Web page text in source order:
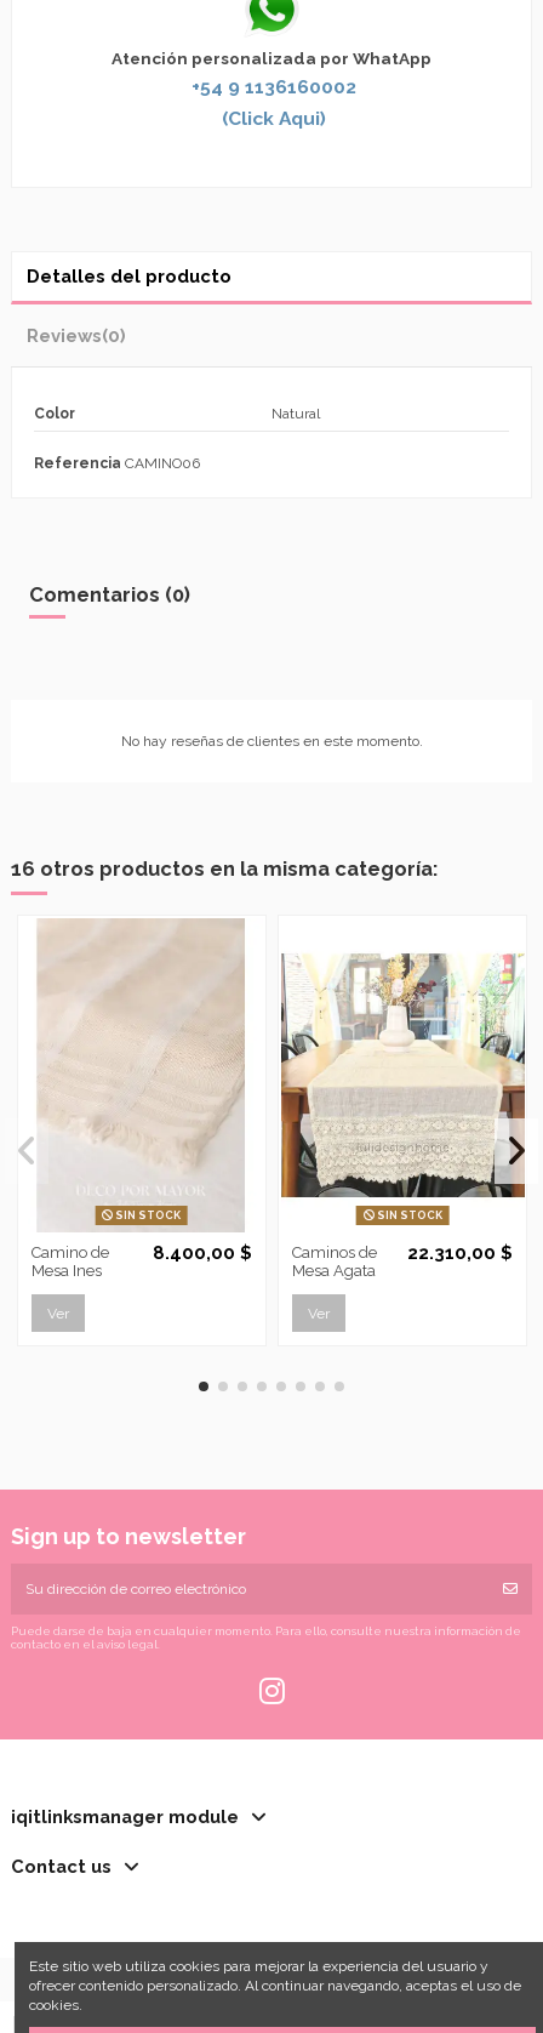
Atención personalizada por WhatApp
+54 9 1136160002
(Click Aqui)
Detalles del producto
Reviews(0)
Color Natural
Referencia CAMINO06
Comentarios (0)
No hay reseñas de clientes en este momento.
16 otros productos en la misma categoría:
SIN STOCK
Camino de
Mesa Ines
8.400,00 $
Ver
SIN STOCK
Caminos de
Mesa Agata
22.310,00 $
Ver
Sign up to newsletter
Puede darse de baja en cualquier momento. Para ello, consulte nuestra información de
contacto en el aviso legal.
iqitlinksmanager module
Contact us
Este sitio web utiliza cookies para mejorar la experiencia del usuario y
ofrecer contenido personalizado. Al continuar navegando, aceptas el uso de
cookies.